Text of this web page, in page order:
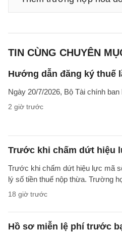
TIN CÙNG CHUYÊN
Hướng dẫn đăng ký thuế
Ngày 20/7/2026, Bộ Tài chính
2 giờ trước
Trước khi chấm dứt hiệu
Trước khi chấm dứt hiệu lực mã
lý số tiền thuế nộp thừa. Trường
18 giờ trước
Hồ sơ miễn lệ phí trước